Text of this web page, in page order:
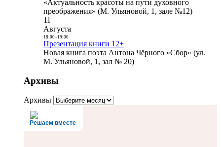
«Актуальность красоты на пути духовного
преображения» (М. Ульяновой, 1, зале №12)
11
Августа
18:00- 19:00
Презентация книги 12+
Новая книга поэта Антона Чёрного «Сбор» (ул.
М. Ульяновой, 1, зал № 20)
Архивы
Архивы
Решаем вместе